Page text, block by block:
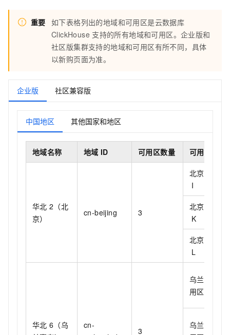
重要 如下表格列出的地域和可用区是云数据库
ClickHouse 支持的所有地域和可用区。企业版和
社区版集群支持的地域和可用区有所不同，具体
以新购页面为准。
企业版 社区兼容版
中国地区 其他国家和地区
地域名称 地域 ID 可用区数量 可用区名称
华北 2（北
京）
cn-beijing 3
北京可用区
I
北京可用区
K
北京可用区
L
华北 6（乌
cn-
3
乌兰察布可
用区
乌兰察布可